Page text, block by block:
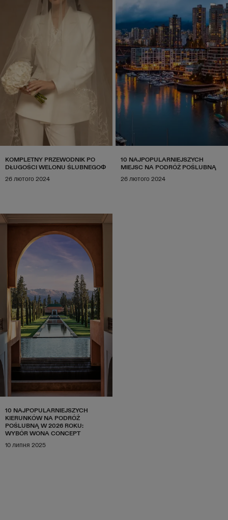
KOMPLETNY PRZEWODNIK PO
DŁUGOŚCI WELONU ŚLUBNEGOФ
26 лютого 2024
10 NAJPOPULARNIEJSZYCH
MIEJSC NA PODRÓŻ POŚLUBNĄ
26 лютого 2024
10 NAJPOPULARNIEJSZYCH
KIERUNKÓW NA PODRÓŻ
POŚLUBNĄ W 2026 ROKU:
WYBÓR WONA CONCEPT
10 липня 2025